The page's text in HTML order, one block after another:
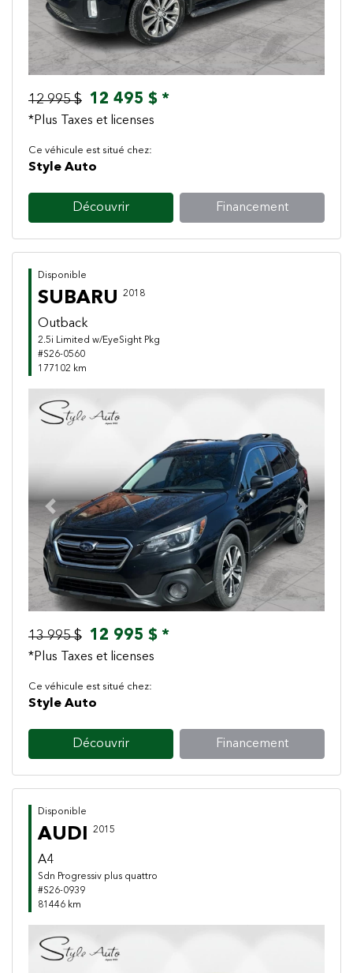
12 995 $ 12 495 $ *
*Plus Taxes et licenses
Ce véhicule est situé chez:
Style Auto
Découvrir Financement
Disponible
SUBARU 2018
Outback
2.5i Limited w/EyeSight Pkg
#S26-0560
177102 km
Previous Next
13 995 $ 12 995 $ *
*Plus Taxes et licenses
Ce véhicule est situé chez:
Style Auto
Découvrir Financement
Disponible
AUDI 2015
A4
Sdn Progressiv plus quattro
#S26-0939
81446 km